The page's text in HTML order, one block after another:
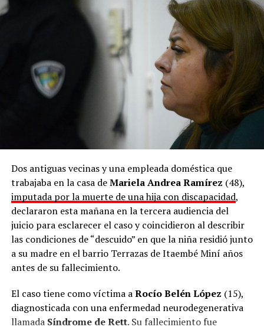
Dos antiguas vecinas y una empleada doméstica que
trabajaba en la casa deMariela Andrea Ramírez (48),
imputada por la muerte de una hija con discapacidad,
declararon esta mañana en la tercera audiencia del
juicio para esclarecer el caso y coincidieron al describir
las condiciones de “descuido” en que la niña residió junto
a su madre en el barrio Terrazas de Itaembé Miní años
antes de su fallecimiento.
El caso tiene como víctima aRocío Belén López (15),
diagnosticada con una enfermedad neurodegenerativa
llamada Síndrome de Rett. Su fallecimiento fue